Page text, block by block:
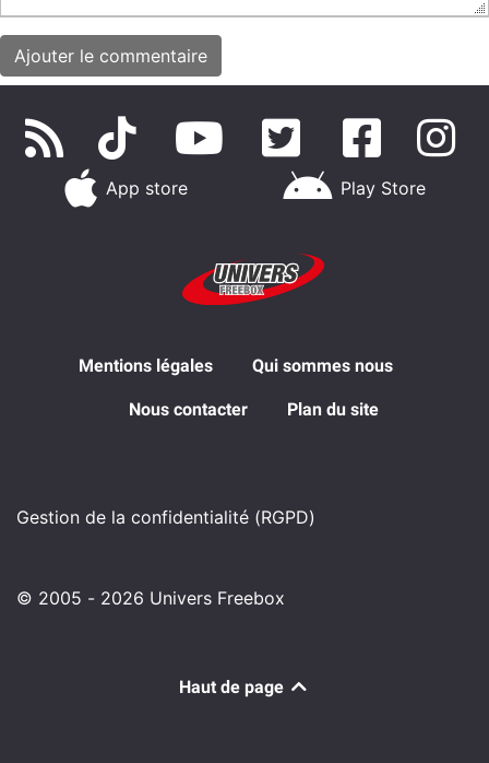
App store Play Store
Mentions légales Qui sommes nous
Nous contacter Plan du site
Gestion de la confidentialité (RGPD)
© 2005 - 2026 Univers Freebox
Haut de page